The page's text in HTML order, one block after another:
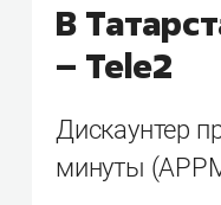
В
– Tele2
Дискаунтер
минуты